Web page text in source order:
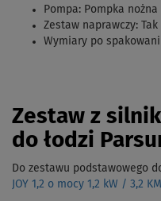
Pompa: Pompka nożna
Zestaw naprawczy: Tak
Wymiary po
Zestaw z
do łodzi
Do zestawu podstawowego
JOY 1,2 o mocy 1,2 kW / 3,2